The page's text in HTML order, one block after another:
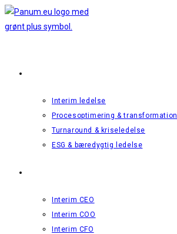
Interim ledelse
Procesoptimering & transformation
Turnaround & kriseledelse
ESG & bæredygtig ledelse
Interim CEO
Interim COO
Interim CFO